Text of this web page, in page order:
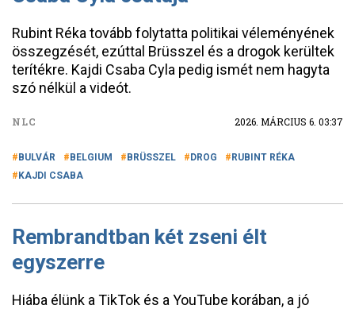
Rubint Réka tovább folytatta politikai véleményének
összegzését, ezúttal Brüsszel és a drogok kerültek
terítékre. Kajdi Csaba Cyla pedig ismét nem hagyta
szó nélkül a videót.
NLC 2026. MÁRCIUS 6. 03:37
BULVÁR BELGIUM BRÜSSZEL DROG
RUBINT RÉKA
KAJDI CSABA
Rembrandtban két zseni élt
egyszerre
Hiába élünk a TikTok és a YouTube korában, a jó